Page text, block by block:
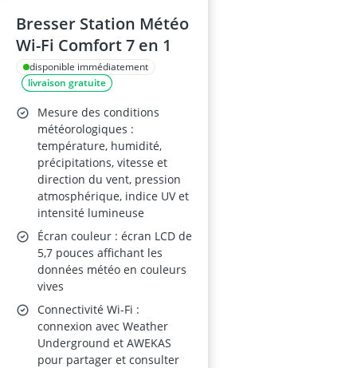
Bresser Station Météo
Wi-Fi Comfort 7 en 1
disponible immédiatement
livraison gratuite
Mesure des conditions
météorologiques :
température, humidité,
précipitations, vitesse et
direction du vent, pression
atmosphérique, indice UV et
intensité lumineuse
Écran couleur : écran LCD de
5,7 pouces affichant les
données météo en couleurs
vives
Connectivité Wi-Fi :
connexion avec Weather
Underground et AWEKAS
pour partager et consulter